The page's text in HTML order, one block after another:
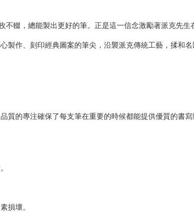
不輟，總能製出更好的筆。正是這一信念激勵著派克先
製作、刻印經典圖案的筆尖，沿襲派克傳統工藝，揉和
質的專注確保了每支筆在重要的時候都能提供優質的書
損壞。